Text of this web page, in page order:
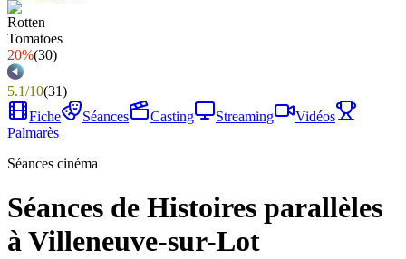
20%(30)
5.1/10(31)
Fiche
Séances Casting Streaming
Vidéos
Palmarès
Séances cinéma
Séances de Histoires parallèles
à Villeneuve-sur-Lot